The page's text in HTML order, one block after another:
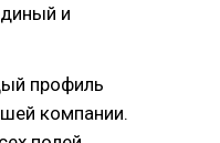
и
профиль
компании.